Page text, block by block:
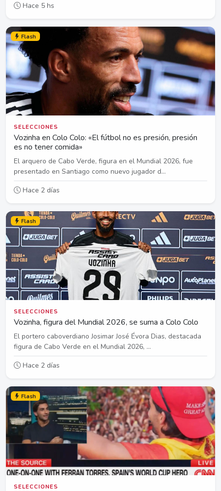
Hace 5 hs
Flash
SELECCIONES
Vozinha en Colo Colo: «El fútbol no es presión, presión
es no tener comida»
El arquero de Cabo Verde, figura en el Mundial 2026, fue
presentado en Santiago como nuevo jugador d...
Hace 2 días
Flash
SELECCIONES
Vozinha, figura del Mundial 2026, se suma a Colo Colo
El portero caboverdiano Josimar José Évora Dias, destacada
figura de Cabo Verde en el Mundial 2026, ...
Hace 2 días
Flash
SELECCIONES